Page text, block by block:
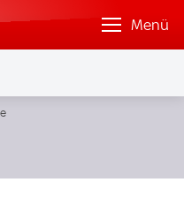
Menü